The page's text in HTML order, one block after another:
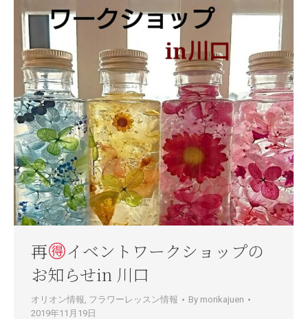
再
イベントワークショップの
お知らせin 川口
オリオン情報, フラワーレッスン情報 By morikajuen
2019年11月19日